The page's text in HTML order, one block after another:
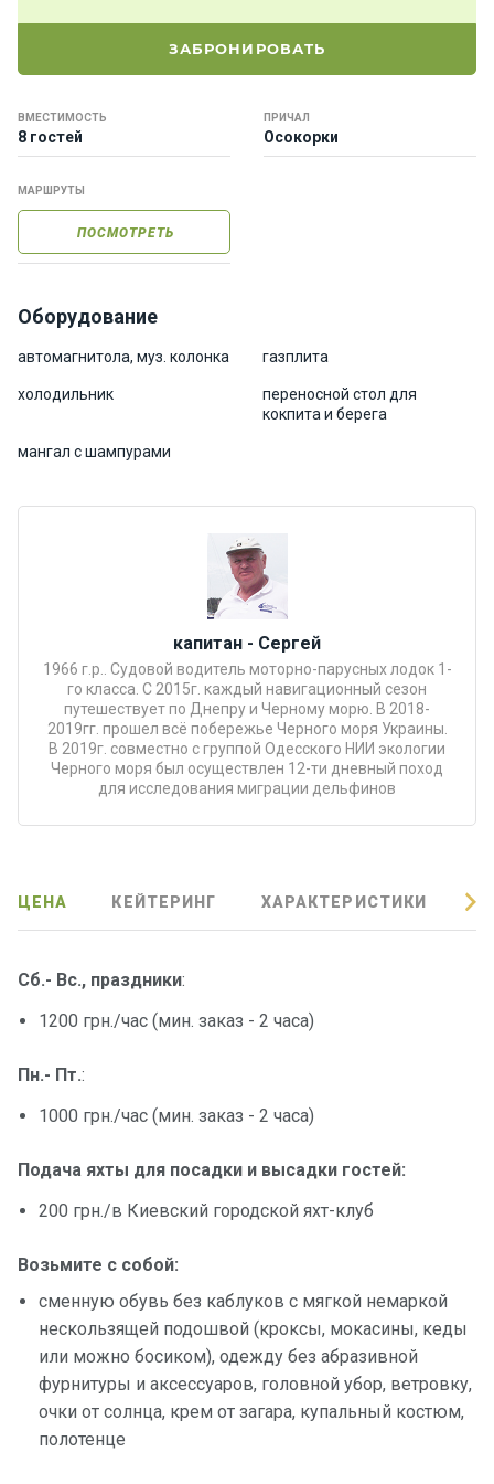
ЗАБРОНИРОВАТЬ
ВМЕСТИМОСТЬ
8 гостей
ПРИЧАЛ
Осокорки
МАРШРУТЫ
ПОСМОТРЕТЬ
Оборудование
автомагнитола, муз. колонка газплита
холодильник
переносной стол для
кокпита и берега
мангал с шампурами
капитан - Сергей
1966 г.р.. Судовой водитель моторно-парусных лодок 1-
го класса. С 2015г. каждый навигационный сезон
путешествует по Днепру и Черному морю. В 2018-
2019гг. прошел всё побережье Черного моря Украины.
В 2019г. совместно с группой Одесского НИИ экологии
Черного моря был осуществлен 12-ти дневный поход
для исследования миграции дельфинов
ЦЕНА КЕЙТЕРИНГ ХАРАКТЕРИСТИКИ
Сб.- Вс., праздники:
1200 грн./час (мин. заказ - 2 часа)
Пн.- Пт.:
1000 грн./час (мин. заказ - 2 часа)
Подача яхты для посадки и высадки гостей:
200 грн./в Киевский городской яхт-клуб
Возьмите с собой:
сменную обувь без каблуков с мягкой немаркой
нескользящей подошвой (кроксы, мокасины, кеды
или можно босиком), одежду без абразивной
фурнитуры и аксессуаров, головной убор, ветровку,
очки от солнца, крем от загара, купальный костюм,
полотенце
т
е
р
О нас
ммы
Развле
чения
Речные
прогулк
Контакт